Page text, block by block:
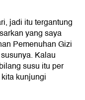
jadi itu tergantung
yang saya
Pemenuhan Gizi
Kalau
susu itu per
kunjungi